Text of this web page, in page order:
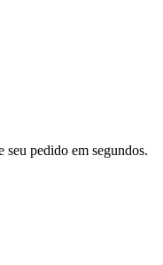
pedido em segundos.